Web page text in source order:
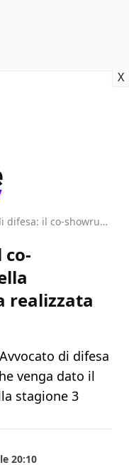
X
Avvocato di difesa: il co-showrunner parla della possibilità che venga realizzata la stagione 3
realizzata
di difesa
venga dato il
stagione 3
20:10